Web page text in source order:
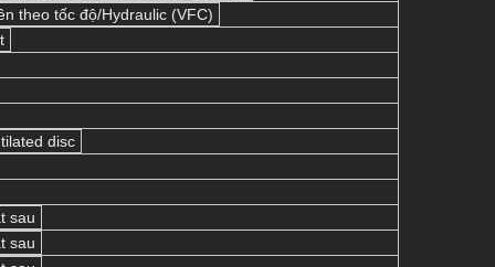
theo tốc độ/Hydraulic (VFC)
disc
sau
sau